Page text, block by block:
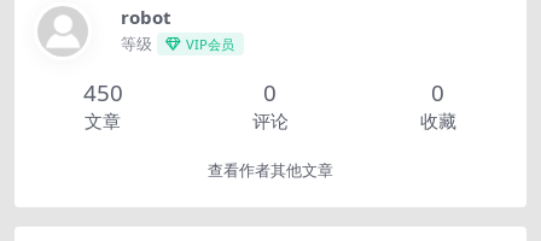
robot
等级 VIP会员
450
文章
0
评论
0
收藏
查看作者其他文章